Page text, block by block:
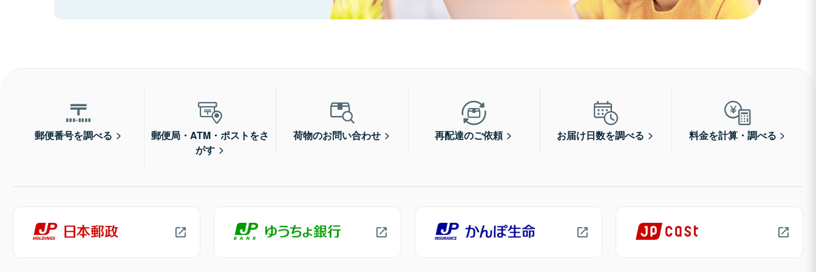
郵便番号を調べる
郵便局・ATM・ポストをさ
がす
荷物のお問い合わせ 再配達のご依頼 お届け日数を調べる 料金を計算・調べる